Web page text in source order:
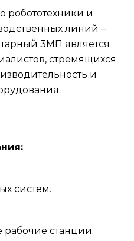
робототехники и
линий –
3МП является
стремящихся
и
систем.
рабочие станции.